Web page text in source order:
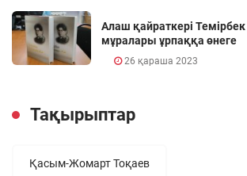
Алаш қайраткері
мұралары ұрпаққа өнеге
26 қараша 2023
Тақырыптар
Қасым-Жомарт Тоқаев